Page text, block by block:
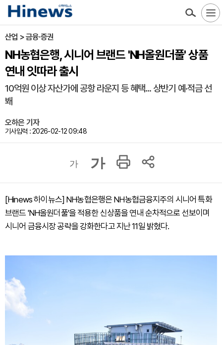
산업 > 금융·증권
NH농협은행, 시니어 브랜드 'NH올원더풀' 상품
연내 잇따라 출시
10억원 이상 자산가에 공항 라운지 등 혜택... 상반기 예·적금 선
봬
오하은 기자
기사입력 : 2026-02-12 09:48
가 가
[Hinews 하이뉴스] NH농협은행은 NH농협금융지주의 시니어 특화
브랜드 'NH올원더풀'을 적용한 신상품을 연내 순차적으로 선보이며
시니어 금융시장 공략을 강화한다고 지난 11일 밝혔다.